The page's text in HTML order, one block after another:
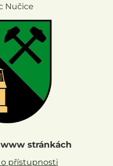
Nučice
stránkách
o přístupnosti